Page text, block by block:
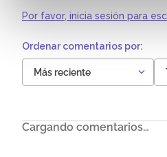
Por favor, inicia sesión para
Más reciente
Cargando comentarios…